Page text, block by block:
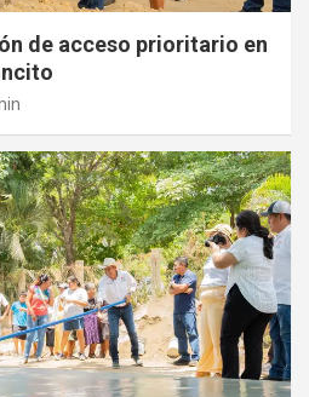
de acceso prioritario en